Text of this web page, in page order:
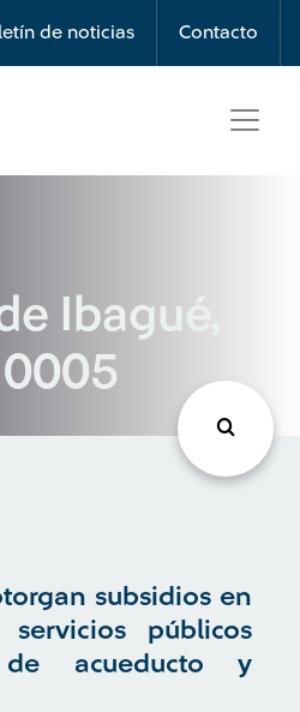
de noticias Contacto
Ibagué,
subsidios en
públicos
de acueducto y